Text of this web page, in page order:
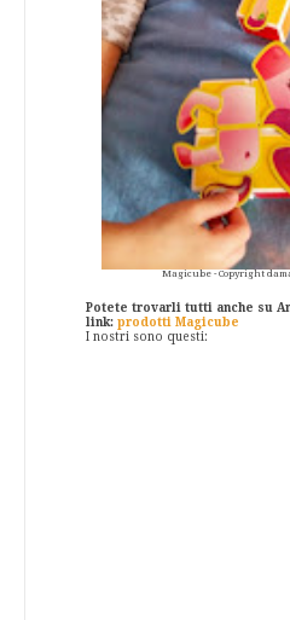
Magicube - Copyright
Potete trovarli tutti anche su
link: prodotti Magicube
I nostri sono questi: